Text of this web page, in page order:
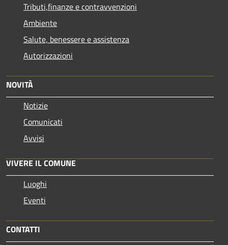
Tributi,finanze e contravvenzioni
Ambiente
Salute, benessere e assistenza
Autorizzazioni
NOVITÀ
Notizie
Comunicati
Avvisi
VIVERE IL COMUNE
Luoghi
Eventi
CONTATTI